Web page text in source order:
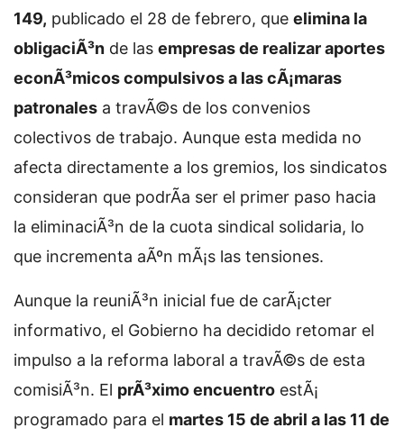
149, publicado el 28 de febrero, que elimina la
obligaciÃ³n de las empresas de realizar aportes
econÃ³micos compulsivos a las cÃ¡maras
patronales a travÃ©s de los convenios
colectivos de trabajo. Aunque esta medida no
afecta directamente a los gremios, los sindicatos
consideran que podrÃ­a ser el primer paso hacia
la eliminaciÃ³n de la cuota sindical solidaria, lo
que incrementa aÃºn mÃ¡s las tensiones.
Aunque la reuniÃ³n inicial fue de carÃ¡cter
informativo, el Gobierno ha decidido retomar el
impulso a la reforma laboral a travÃ©s de esta
comisiÃ³n. El prÃ³ximo encuentro estÃ¡
programado para el martes 15 de abril a las 11 de